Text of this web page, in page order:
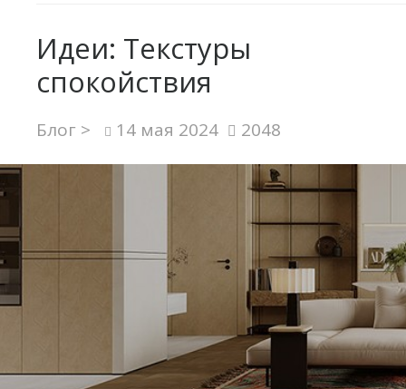
Идеи: Текстуры
спокойствия
Блог > 14 мая 2024 2048